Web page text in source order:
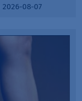
2026-08-07